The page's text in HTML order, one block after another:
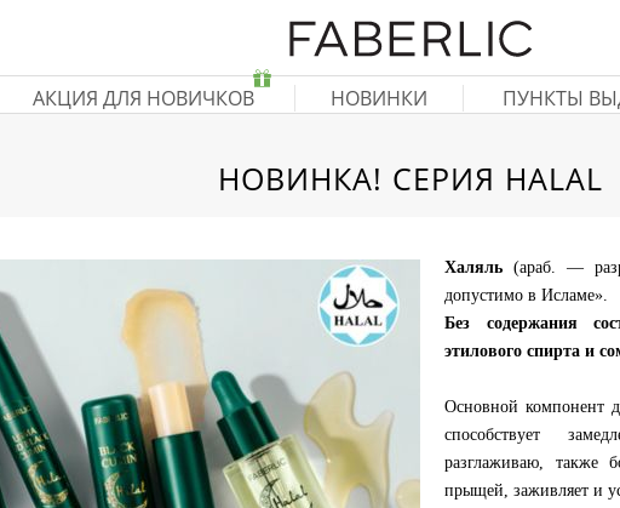
АКЦИЯ ДЛЯ НОВИЧКОВ НОВИНКИ ПУНКТЫ
НОВИНКА! СЕРИЯ HALAL
Халяль (араб. —
допустимо в Исламе».
Без содержания
этилового спирта и
Основной компонент
способствует
разглаживаю, также
прыщей, заживляет и